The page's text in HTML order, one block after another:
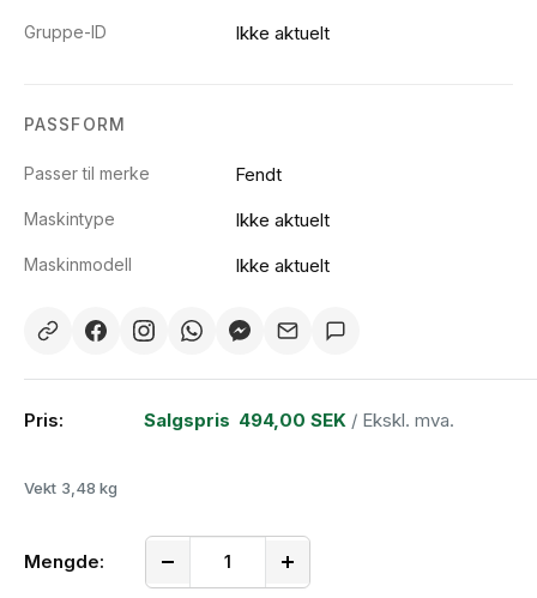
Gruppe-ID Ikke aktuelt
PASSFORM
Passer til merke Fendt
Maskintype Ikke aktuelt
Maskinmodell Ikke aktuelt
Pris: Salgspris 494,00 SEK / Ekskl. mva.
Vekt 3,48 kg
Mengde: